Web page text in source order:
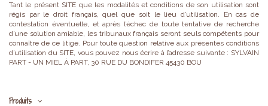
Tant le présent SITE que les modalités et conditions de son utilisation sont
régis par le droit français, quel que soit le lieu d’utilisation. En cas de
contestation éventuelle, et après l’échec de toute tentative de recherche
d’une solution amiable, les tribunaux français seront seuls compétents pour
connaître de ce litige. Pour toute question relative aux présentes conditions
d’utilisation du SITE, vous pouvez nous écrire à l’adresse suivante : SYLVAIN
PART - UN MIEL À PART, 30 RUE DU BONDIFER 45430 BOU
Produits